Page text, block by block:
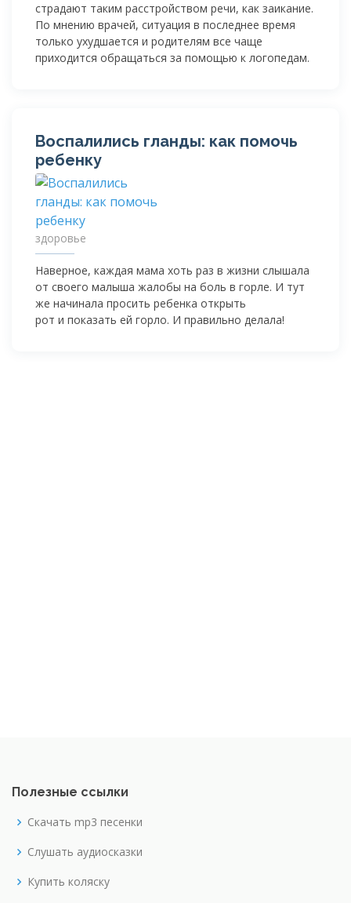
страдают таким расстройством речи, как заикание.
По мнению врачей, ситуация в последнее время
только ухудшается и родителям все чаще
приходится обращаться за помощью к логопедам.
Воспалились гланды: как помочь
ребенку
здоровье
Наверное, каждая мама хоть раз в жизни слышала
от своего малыша жалобы на боль в горле. И тут
же начинала просить ребенка открыть
рот и показать ей горло. И правильно делала!
Полезные ссылки
Скачать mp3 песенки
Слушать аудиосказки
Купить коляску